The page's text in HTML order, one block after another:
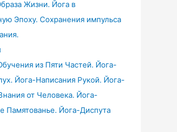
Жизни. Йога в
Эпоху. Сохранения импульса
из Пяти Частей. Йога-
Йога-Написания Рукой. Йога-
от Человека. Йога-
Памятованье. Йога-Диспута